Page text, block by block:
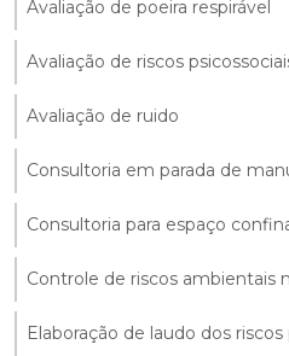
Avaliação de poeira respirável
Avaliação de riscos
Avaliação de ruido
Consultoria em parada de
Consultoria para espaço
Controle de riscos ambientais
Elaboração de laudo dos riscos